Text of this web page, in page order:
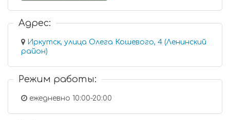
Адрес:
Иркутск, улица Олега Кошевого, 4 (Ленинский
район)
Режим работы:
ежедневно 10:00-20:00